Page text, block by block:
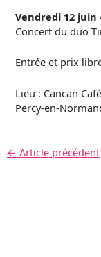
Vendredi 12 juin
Concert du duo
Entrée et prix
Lieu : Cancan
Percy-en-
← Article précédent